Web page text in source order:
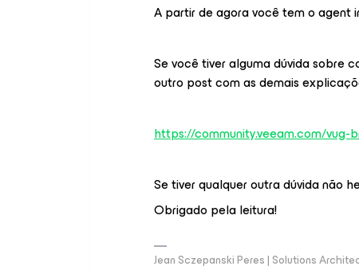
A partir de agora você tem o agent
Se você tiver alguma dúvida sobre
outro post com as demais
https://community.veeam.com/
Se tiver qualquer outra dúvida não
Obrigado pela leitura!
Jean Sczepanski Peres | Solutions